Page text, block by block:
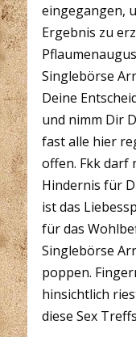
eingegangen,
Ergebnis zu
Singlebörse
Deine
und nimm Dir
fast alle hier
offen. Fkk darf
Hindernis für
ist das
für das
Singlebörse
poppen.
hinsichtlich
diese Sex